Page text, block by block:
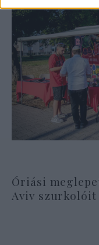
Óriási
Aviv szurkolóit